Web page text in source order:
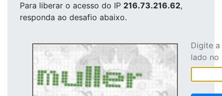
Para liberar o acesso do IP 216.73.216.62,
responda ao desafio abaixo.
Digite
lado no